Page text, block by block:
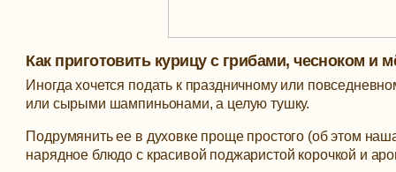
Как приготовить курицу с грибами, чесноком и
Иногда хочется подать к праздничному или
или сырыми шампиньонами, а целую тушку.
Подрумянить ее в духовке проще простого (об этом
нарядное блюдо с красивой поджаристой корочкой и